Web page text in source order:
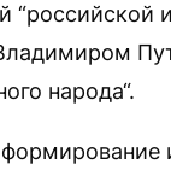
“российской
народа“.